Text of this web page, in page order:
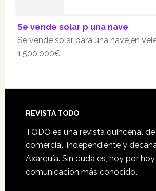
Se vende solar p una nave
Se vende solar para una nave,en
1.500.000€
Footer
REVISTA TODO
TODO es una revista quincenal
comercial, independiente y
Axarquía. Sin duda es, hoy por
comunicación más conocido.